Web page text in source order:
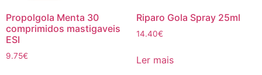
Propolgola Menta 30
comprimidos mastigaveis
ESI
9.75€
Riparo Gola Spray 25ml
14.40€
Ler mais